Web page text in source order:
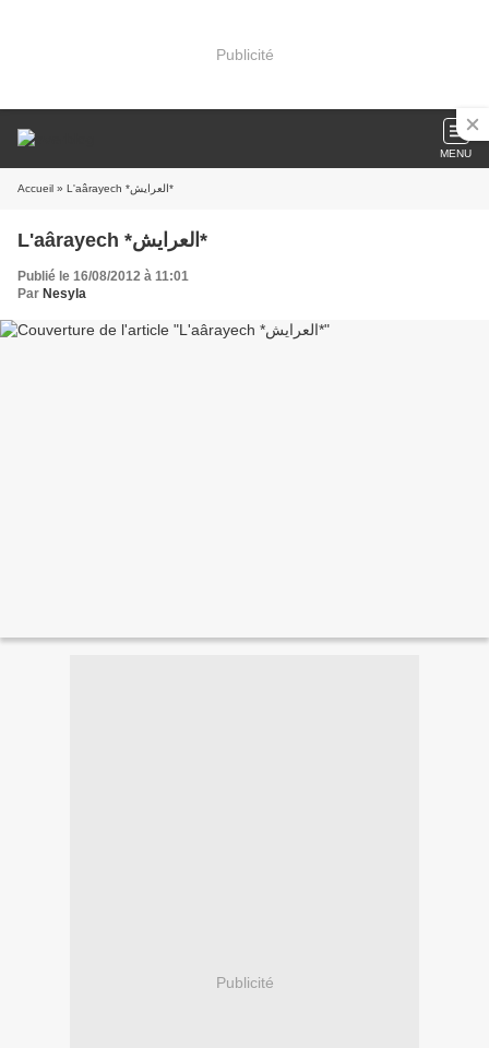
Publicité
MENU
Accueil » L'aârayech *العرايش*
L'aârayech *العرايش*
Publié le 16/08/2012 à 11:01
Par Nesyla
Publicité